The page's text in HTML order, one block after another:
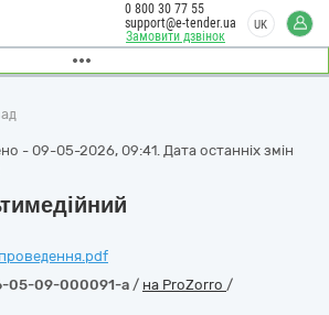
Замовити дзвінок
0 800 30 77 55
support@e-tender.ua
UK
- 09-05-2026, 09:41. Дата останніх змін
05-09-000091-a / на ProZorro /